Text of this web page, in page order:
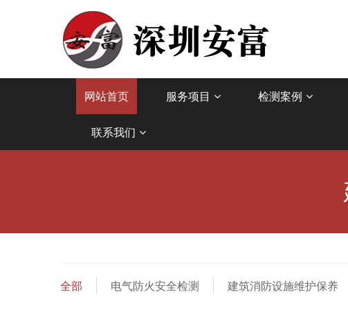
网站首页 服务项目 检测案例
联系我们
全部 电气防火安全检测 建筑消防设施维护保养